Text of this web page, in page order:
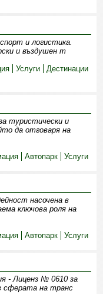
и логистика.
и въздушен т
Услуги Дестинации
туристически и
да отговаря на
Автопарк Услуги
насочена в
ключова роля на
Автопарк Услуги
- Лиценз № 0610 за
сферата на транс